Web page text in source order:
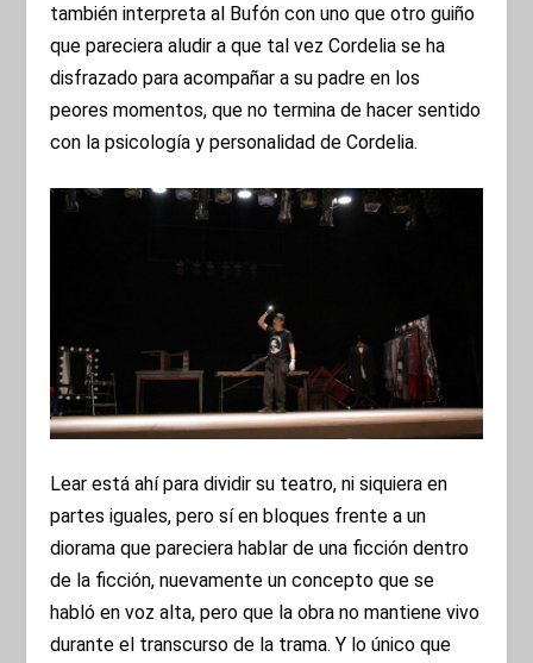
también interpreta al Bufón con uno que otro guiño
que pareciera aludir a que tal vez Cordelia se ha
disfrazado para acompañar a su padre en los
peores momentos, que no termina de hacer sentido
con la psicología y personalidad de Cordelia.
Lear está ahí para dividir su teatro, ni siquiera en
partes iguales, pero sí en bloques frente a un
diorama que pareciera hablar de una ficción dentro
de la ficción, nuevamente un concepto que se
habló en voz alta, pero que la obra no mantiene vivo
durante el transcurso de la trama. Y lo único que